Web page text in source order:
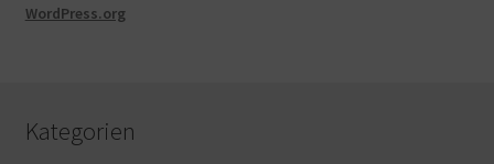
WordPress.org
Kategorien